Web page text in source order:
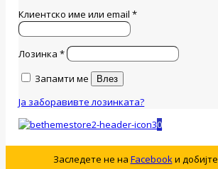
Клиентско име или email*
Лозинка*
Запамти ме
Влез
Ја заборавивте лозинката?
0
Заследете не на Facebookи добијте